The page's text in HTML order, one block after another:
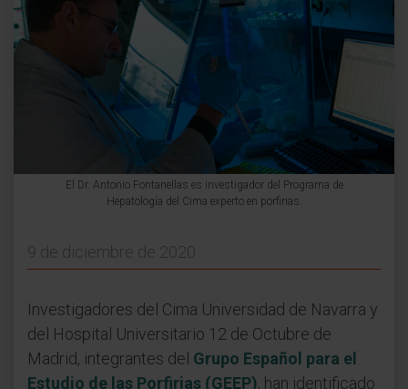
El Dr. Antonio Fontanellas es investigador del Programa de
Hepatología del Cima experto en porfirias.
9 de diciembre de 2020
Investigadores del Cima Universidad de Navarra y
del Hospital Universitario 12 de Octubre de
Madrid, integrantes del Grupo Español para el
Estudio de las Porfirias (GEEP), han identificado